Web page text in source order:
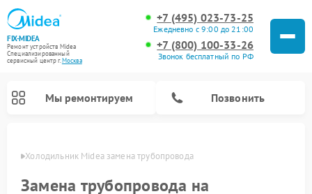
FIX-MIDEA
Ремонт устройств Midea
Специализированный
cервисный центр г.Москва
+7 (495) 023-73-25
Ежедневно с 9:00 до 21:00
+7 (800) 100-33-26
Звонок бесплатный по РФ
Мы ремонтируем Позвонить
Холодильник Midea замена трубопровода
Замена трубопровода на